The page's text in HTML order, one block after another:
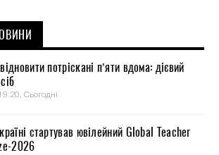
потріскані п’яти вдома: дієвий
Сьогодні
стартував ювілейний Global Teacher
2026